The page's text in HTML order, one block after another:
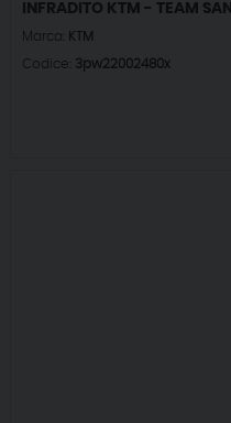
INFRADITO KTM - TEAM
Marca: KTM
Codice: 3pw22002480x